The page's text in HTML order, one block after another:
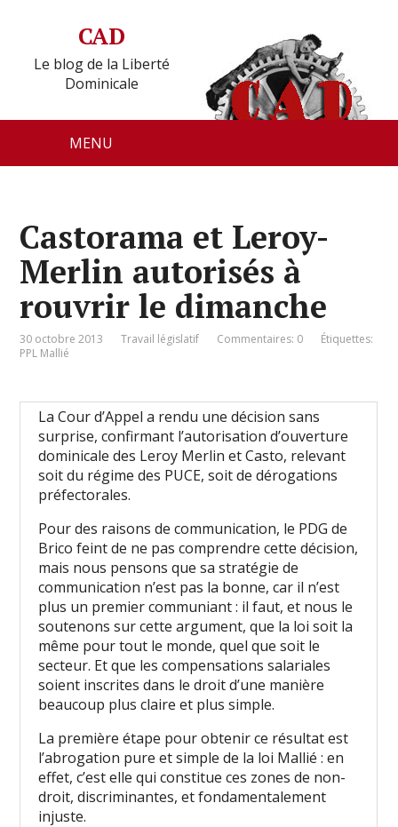
CAD
Le blog de la Liberté
Dominicale
MENU
Castorama et Leroy-
Merlin autorisés à
rouvrir le dimanche
30 octobre 2013 Travail législatif Commentaires: 0
Étiquettes:
PPL Mallié
La Cour d’Appel a rendu une décision sans
surprise, confirmant l’autorisation d’ouverture
dominicale des Leroy Merlin et Casto, relevant
soit du régime des PUCE, soit de dérogations
préfectorales.
Pour des raisons de communication, le PDG de
Brico feint de ne pas comprendre cette décision,
mais nous pensons que sa stratégie de
communication n’est pas la bonne, car il n’est
plus un premier communiant : il faut, et nous le
soutenons sur cette argument, que la loi soit la
même pour tout le monde, quel que soit le
secteur. Et que les compensations salariales
soient inscrites dans le droit d’une manière
beaucoup plus claire et plus simple.
La première étape pour obtenir ce résultat est
l’abrogation pure et simple de la loi Mallié : en
effet, c’est elle qui constitue ces zones de non-
droit, discriminantes, et fondamentalement
injuste.